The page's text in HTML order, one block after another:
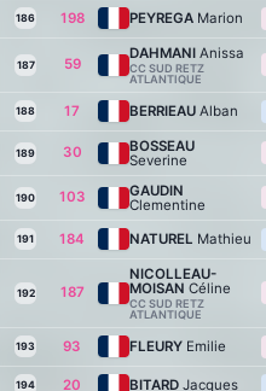
186 198 PEYREGA Marion
187 59
DAHMANI Anissa
CC SUD RETZ
ATLANTIQUE
188 17 BERRIEAU Alban
189 30
BOSSEAU
Severine
190 103
GAUDIN
Clementine
191 184 NATUREL Mathieu
192 187
NICOLLEAU-
MOISAN Céline
CC SUD RETZ
ATLANTIQUE
193 93 FLEURY Emilie
194 20 BITARD Jacques